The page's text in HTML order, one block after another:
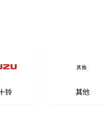
铃 其他